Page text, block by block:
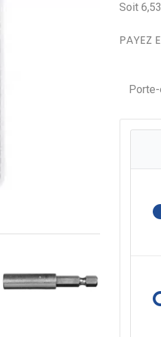
Soit
PAYEZ